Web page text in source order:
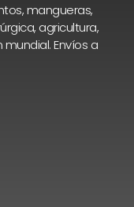
mangueras,
agricultura,
Envíos a